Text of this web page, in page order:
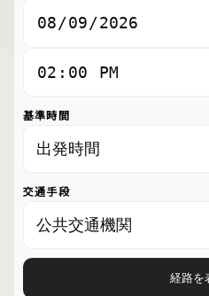
基準時間
交通手段
経路を